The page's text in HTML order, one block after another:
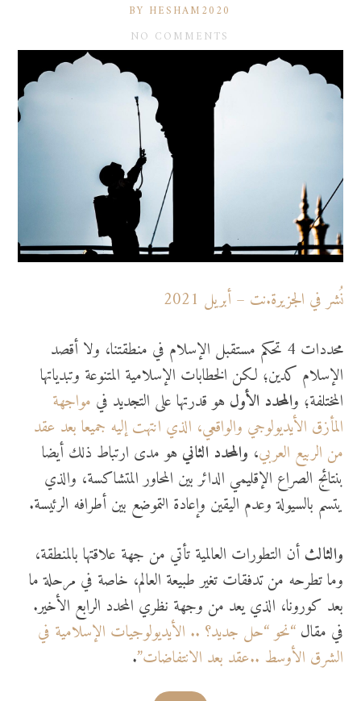
BY HESHAM2020
NO COMMENTS
نُشر في الجزيرة.نت – أبريل 2021
محددات 4 تحكم مستقبل الإسلام في منطقتنا، ولا أقصد
الإسلام كدين؛ لكن الخطابات الإسلامية المتنوعة وتبدياتها
المختلفة؛ والمحدد الأول هو قدرتها على التجديد في مواجهة
المأزق الأيديولوجي والواقعي، الذي انتهت إليه جميعا بعد عقد
من الربيع العربي، والمحدد الثاني هو مدى ارتباط ذلك أيضا
بنتائج الصراع الإقليمي الدائر بين المحاور المتشاكسة، والذي
يتسم بالسيولة وعدم اليقين وإعادة التموضع بين أطرافه الرئيسة.
والثالثأن التطورات العالمية تأتي من جهة علاقتها بالمنطقة،
وما تطرحه من تدفقات تغير طبيعة العالم، خاصة في مرحلة ما
بعد كورونا، الذي يعد من وجهة نظري المحدد الرابع الأخير.
في مقال“نحو “حل جديد؟ .. الأيديولوجيات الإسلامية في
الشرق الأوسط ..عقد بعد الانتفاضات”.